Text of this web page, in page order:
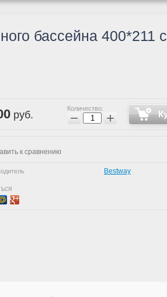
бассейна 400*211
руб.
Количество:
− +
к сравнению
Bestway